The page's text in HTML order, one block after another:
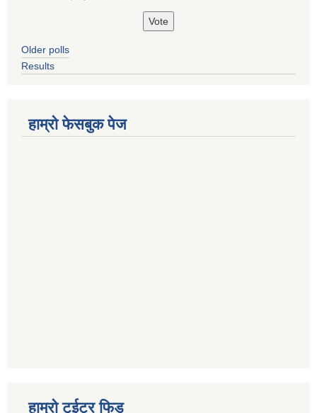
Older polls
Results
हाम्रो फेसबुक पेज
हाम्रो टुईटर फिड